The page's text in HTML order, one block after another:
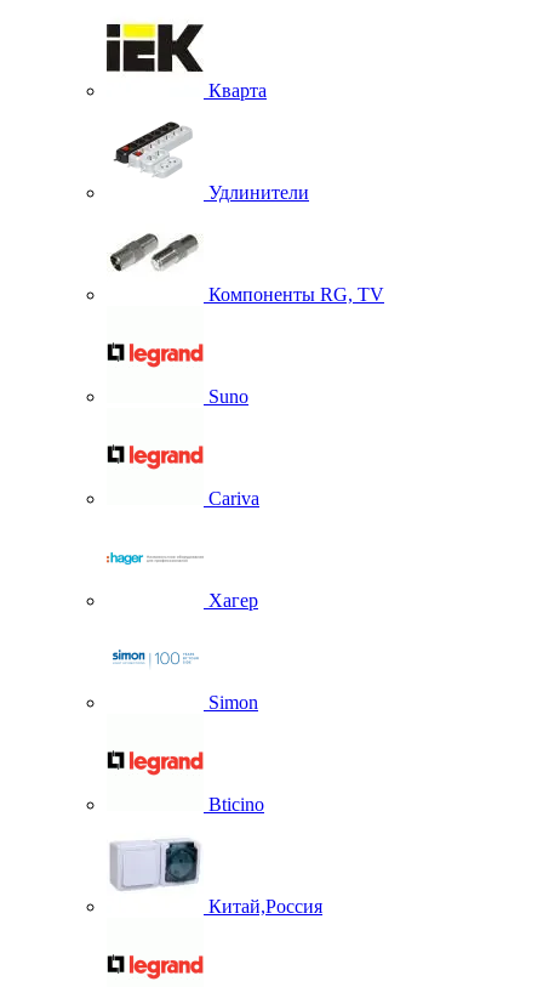
Кварта
Удлинители
Компоненты RG, TV
Suno
Cariva
Хагер
Simon
Bticino
Китай,Россия